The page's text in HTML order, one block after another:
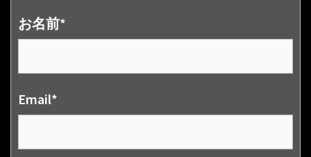
お名前*
Email*